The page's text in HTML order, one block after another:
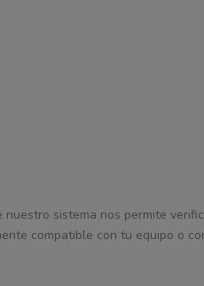
nuestro sistema nos permite
compatible con tu equipo o